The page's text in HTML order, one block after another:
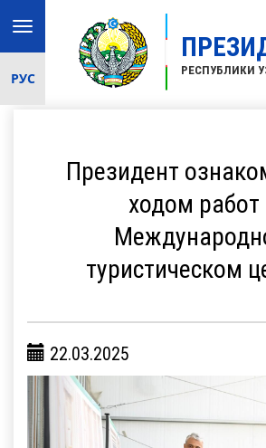
РЕСПУБЛИКИ
Toggle
navigation
РУС
Президент
ходом работ
туристическом
22.03.2025